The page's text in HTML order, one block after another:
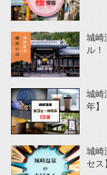
城崎
ル
城崎
年】
城崎
セス